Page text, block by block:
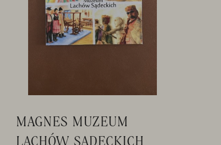
MAGNES MUZEUM
LACHÓW SĄDECKICH